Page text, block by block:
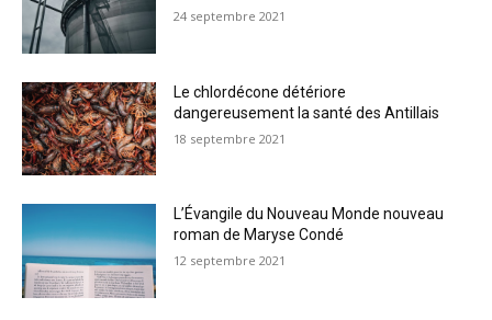
24 septembre 2021
Le chlordécone détériore
dangereusement la santé des Antillais
18 septembre 2021
L’Évangile du Nouveau Monde nouveau
roman de Maryse Condé
12 septembre 2021